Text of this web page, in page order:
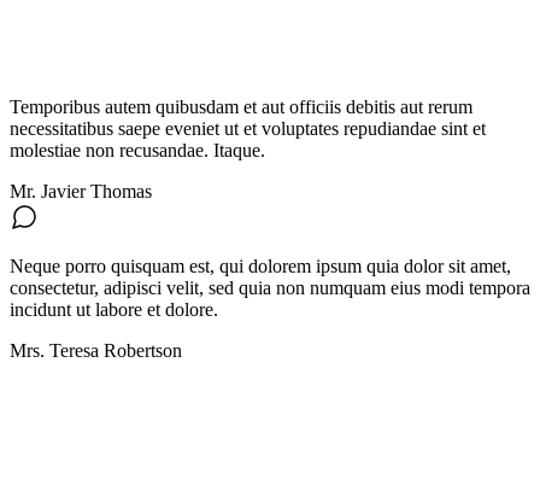
Temporibus autem quibusdam et aut officiis debitis aut rerum
necessitatibus saepe eveniet ut et voluptates repudiandae sint et
molestiae non recusandae. Itaque.
Mr. Javier Thomas
Neque porro quisquam est, qui dolorem ipsum quia dolor sit amet,
consectetur, adipisci velit, sed quia non numquam eius modi tempora
incidunt ut labore et dolore.
Mrs. Teresa Robertson